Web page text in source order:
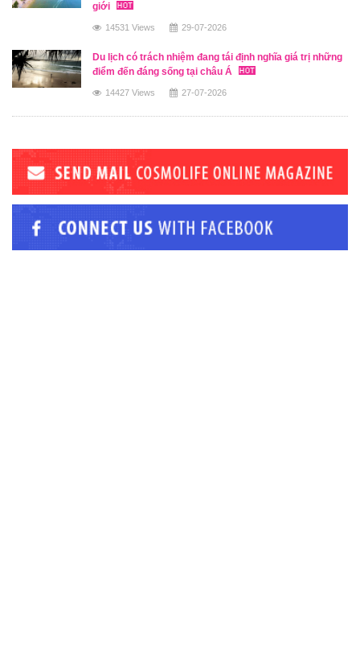
giới
14531 Views 29-07-2026
Du lịch có trách nhiệm đang tái định nghĩa giá trị những
điểm đến đáng sống tại châu Á
14427 Views 27-07-2026